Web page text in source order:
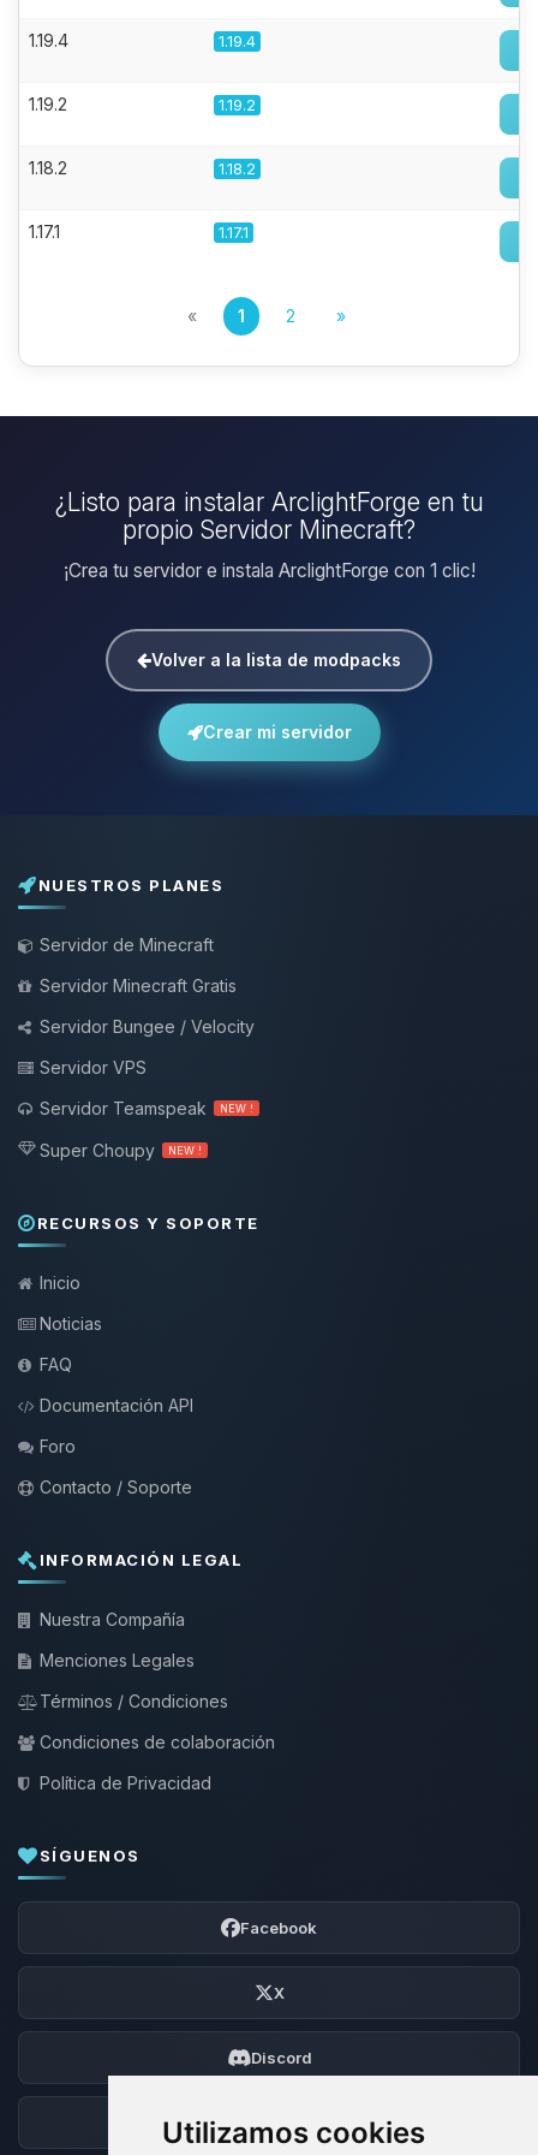
Utilizamos cookies
1.19.4 1.19.4
1.19.2 1.19.2
1.18.2 1.18.2
1.17.1 1.17.1
« 1 2 »
¿Listo para instalar ArclightForge en tu
propio Servidor Minecraft?
¡Crea tu servidor e instala ArclightForge con 1 clic!
Volver a la lista de modpacks
Crear mi servidor
NUESTROS PLANES
Servidor de Minecraft
Servidor Minecraft Gratis
Servidor Bungee / Velocity
Servidor VPS
Servidor Teamspeak
NEW !
Super Choupy NEW !
RECURSOS Y SOPORTE
Inicio
Noticias
FAQ
Documentación API
Foro
Contacto / Soporte
INFORMACIÓN LEGAL
Nuestra Compañía
Menciones Legales
Términos / Condiciones
Condiciones de colaboración
Política de Privacidad
SÍGUENOS
Facebook
X
Discord
Foro